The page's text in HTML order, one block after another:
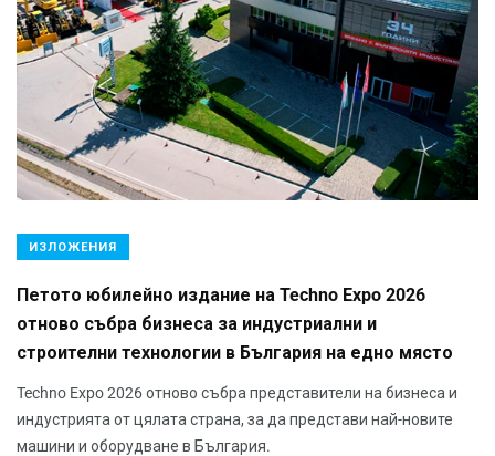
ИЗЛОЖЕНИЯ
Петото юбилейно издание на Techno Expo 2026
отново събра бизнеса за индустриални и
строителни технологии в България на едно място
Techno Expo 2026 отново събра представители на бизнеса и
индустрията от цялата страна, за да представи най-новите
машини и оборудване в България.